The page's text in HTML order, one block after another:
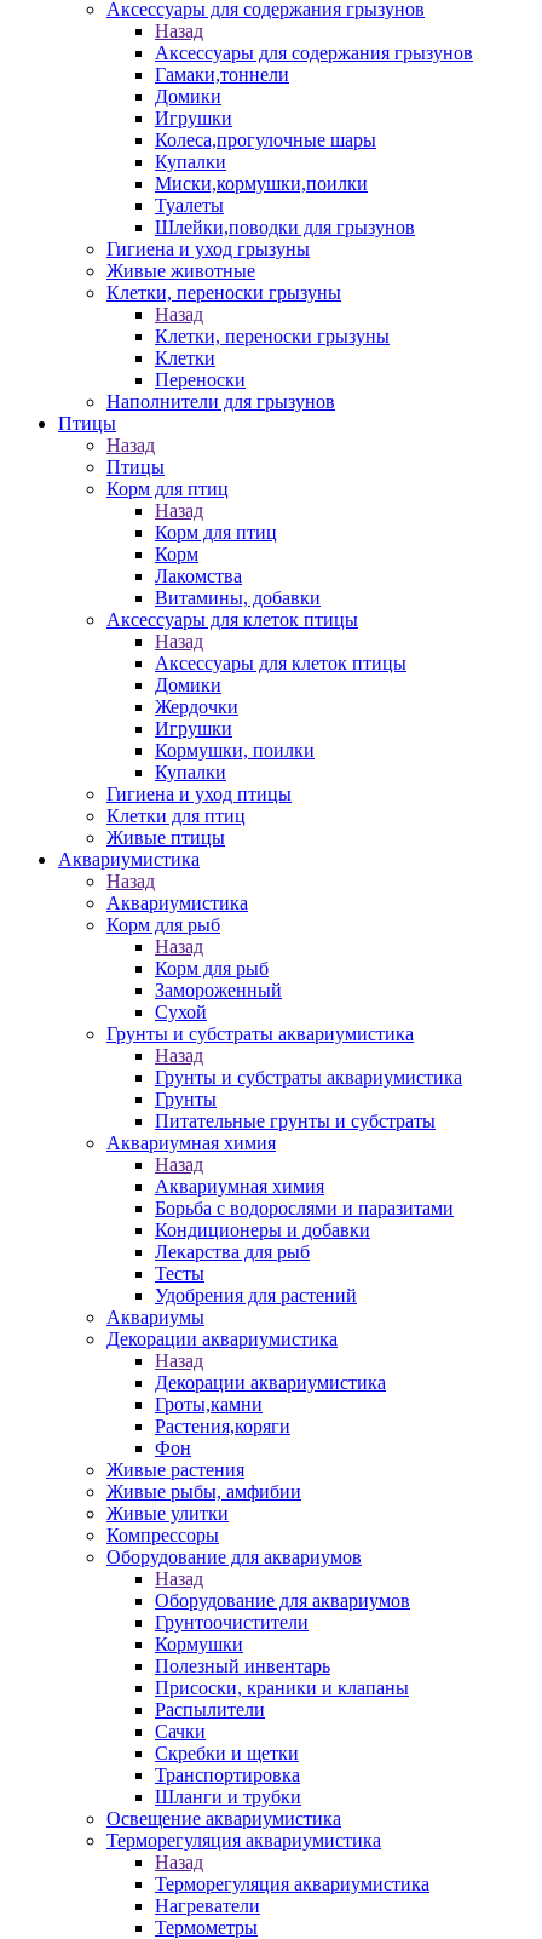
Аксессуары для содержания грызунов
Назад
Аксессуары для содержания грызунов
Гамаки,тоннели
Домики
Игрушки
Колеса,прогулочные шары
Купалки
Миски,кормушки,поилки
Туалеты
Шлейки,поводки для грызунов
Гигиена и уход грызуны
Живые животные
Клетки, переноски грызуны
Назад
Клетки, переноски грызуны
Клетки
Переноски
Наполнители для грызунов
Птицы
Назад
Птицы
Корм для птиц
Назад
Корм для птиц
Корм
Лакомства
Витамины, добавки
Аксессуары для клеток птицы
Назад
Аксессуары для клеток птицы
Домики
Жердочки
Игрушки
Кормушки, поилки
Купалки
Гигиена и уход птицы
Клетки для птиц
Живые птицы
Аквариумистика
Назад
Аквариумистика
Корм для рыб
Назад
Корм для рыб
Замороженный
Сухой
Грунты и субстраты аквариумистика
Назад
Грунты и субстраты аквариумистика
Грунты
Питательные грунты и субстраты
Аквариумная химия
Назад
Аквариумная химия
Борьба с водорослями и паразитами
Кондиционеры и добавки
Лекарства для рыб
Тесты
Удобрения для растений
Аквариумы
Декорации аквариумистика
Назад
Декорации аквариумистика
Гроты,камни
Растения,коряги
Фон
Живые растения
Живые рыбы, амфибии
Живые улитки
Компрессоры
Оборудование для аквариумов
Назад
Оборудование для аквариумов
Грунтоочистители
Кормушки
Полезный инвентарь
Присоски, краники и клапаны
Распылители
Сачки
Скребки и щетки
Транспортировка
Шланги и трубки
Освещение аквариумистика
Терморегуляция аквариумистика
Назад
Терморегуляция аквариумистика
Нагреватели
Термометры